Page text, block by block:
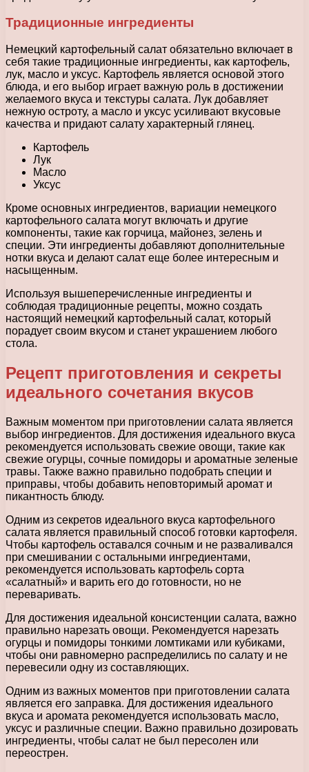
Традиционные ингредиенты
Немецкий картофельный салат обязательно включает в
себя такие традиционные ингредиенты, как картофель,
лук, масло и уксус. Картофель является основой этого
блюда, и его выбор играет важную роль в достижении
желаемого вкуса и текстуры салата. Лук добавляет
нежную остроту, а масло и уксус усиливают вкусовые
качества и придают салату характерный глянец.
Картофель
Лук
Масло
Уксус
Кроме основных ингредиентов, вариации немецкого
картофельного салата могут включать и другие
компоненты, такие как горчица, майонез, зелень и
специи. Эти ингредиенты добавляют дополнительные
нотки вкуса и делают салат еще более интересным и
насыщенным.
Используя вышеперечисленные ингредиенты и
соблюдая традиционные рецепты, можно создать
настоящий немецкий картофельный салат, который
порадует своим вкусом и станет украшением любого
стола.
Рецепт приготовления и секреты
идеального сочетания вкусов
Важным моментом при приготовлении салата является
выбор ингредиентов. Для достижения идеального вкуса
рекомендуется использовать свежие овощи, такие как
свежие огурцы, сочные помидоры и ароматные зеленые
травы. Также важно правильно подобрать специи и
приправы, чтобы добавить неповторимый аромат и
пикантность блюду.
Одним из секретов идеального вкуса картофельного
салата является правильный способ готовки картофеля.
Чтобы картофель оставался сочным и не разваливался
при смешивании с остальными ингредиентами,
рекомендуется использовать картофель сорта
«салатный» и варить его до готовности, но не
переваривать.
Для достижения идеальной консистенции салата, важно
правильно нарезать овощи. Рекомендуется нарезать
огурцы и помидоры тонкими ломтиками или кубиками,
чтобы они равномерно распределились по салату и не
перевесили одну из составляющих.
Одним из важных моментов при приготовлении салата
является его заправка. Для достижения идеального
вкуса и аромата рекомендуется использовать масло,
уксус и различные специи. Важно правильно дозировать
ингредиенты, чтобы салат не был пересолен или
переострен.